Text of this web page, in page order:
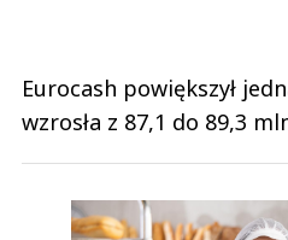
Eurocash powiększył
wzrosła z 87,1 do 89,3